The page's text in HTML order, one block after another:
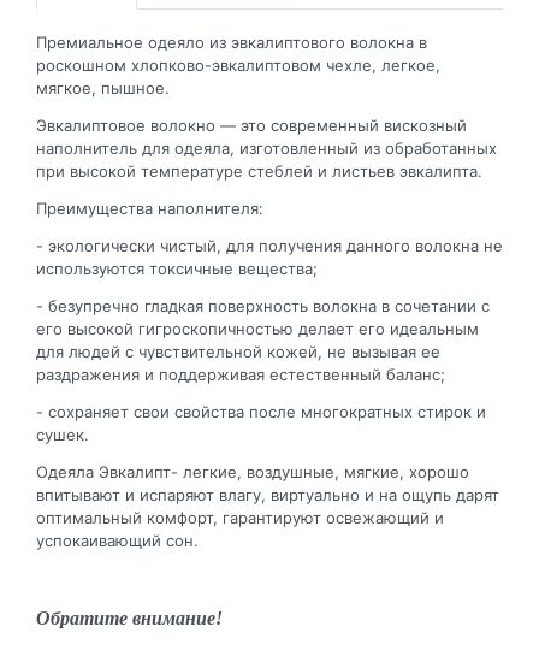
Премиальное одеяло из эвкалиптового волокна в
роскошном хлопково-эвкалиптовом чехле, легкое,
мягкое, пышное.
Эвкалиптовое волокно — это современный вискозный
наполнитель для одеяла, изготовленный из обработанных
при высокой температуре стеблей и листьев эвкалипта.
Преимущества наполнителя:
- экологически чистый, для получения данного волокна не
используются токсичные вещества;
- безупречно гладкая поверхность волокна в сочетании с
его высокой гигроскопичностью делает его идеальным
для людей с чувствительной кожей, не вызывая ее
раздражения и поддерживая естественный баланс;
- сохраняет свои свойства после многократных стирок и
сушек.
Одеяла Эвкалипт- легкие, воздушные, мягкие, хорошо
впитывают и испаряют влагу, виртуально и на ощупь дарят
оптимальный комфорт, гарантируют освежающий и
успокаивающий сон.
Обратите внимание!